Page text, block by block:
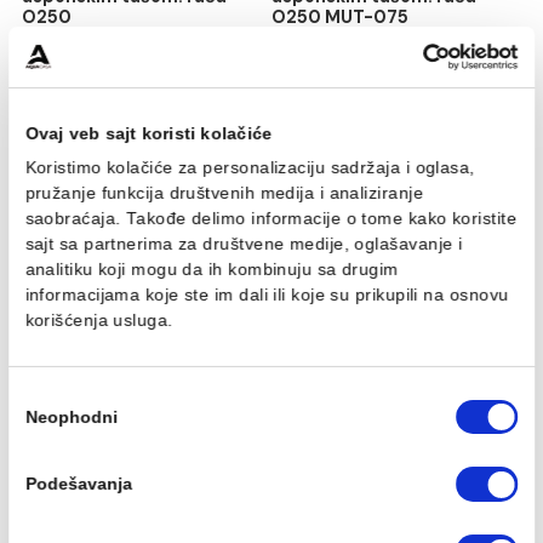
Koristimo kolačiće za personalizaciju sadržaja i oglasa,
saobraćaja. Takođe delimo informacije o tome kako
Baterija za tuš MINOTTI
MOON sa komplet
usponskim tušem. ruča
O250
13.778,00 RSD / kom
Baterija za tuš MINOTTI
MOON sa komplet
usponskim tušem. ruča
O250 MUT-075
16.124,00 RSD / kom